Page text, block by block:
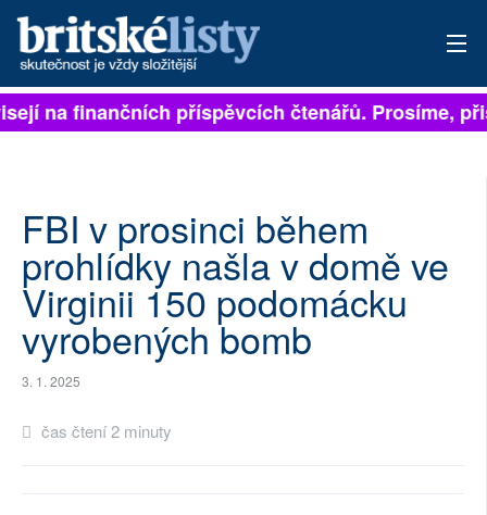
PŘIHLÁSIT
ARCHIV
ROZHOVORY
TÉMATA
NEJČTENĚJŠÍ ZA 7 DNÍ
na finančních příspěvcích čtenářů. Prosíme,
FBI v prosinci během
prohlídky našla v domě ve
Virginii 150 podomácku
vyrobených bomb
3. 1. 2025
čas čtení 2 minuty